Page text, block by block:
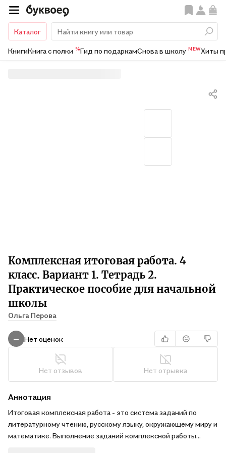
Каталог
КнигиКнига с полки %Гид по подаркамСнова в школу NEWХиты
Комплексная итоговая работа. 4
класс. Вариант 1. Тетрадь 2.
Практическое пособие для начальной
школы
Ольга Перова
— Нет оценок
Нет отзывов Нет отрывка
Аннотация
Итоговая комплексная работа - это система заданий по
литературному чтению, русскому языку, окружающему миру и
математике. Выполнение заданий комплексной работы